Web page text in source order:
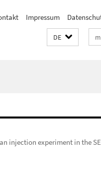
Impressum
DE
injection experiment in the